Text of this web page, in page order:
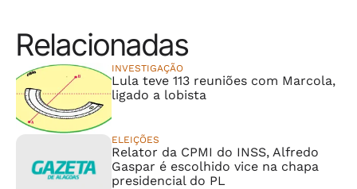
Relacionadas
INVESTIGAÇÃO
Lula teve 113 reuniões com Marcola,
ligado a lobista
ELEIÇÕES
Relator da CPMI do INSS, Alfredo
Gaspar é escolhido vice na chapa
presidencial do PL